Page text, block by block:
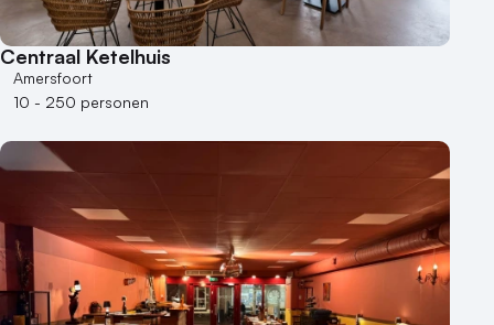
Centraal Ketelhuis
Amersfoort
10 - 250 personen